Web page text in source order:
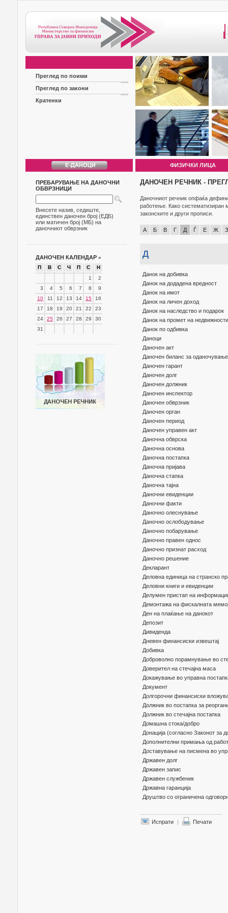
Преглед по поими
Преглед по закони
Кратенки
ФИЗИЧКИ ЛИЦА
ПРЕБАРУВАЊЕ НА ДАНОЧНИ
ОБВРЗНИЦИ
Внесете назив, седиште,
единствен даночен број (ЕДБ)
или матичен број (МБ) на
даночниот обврзник
ДАНОЧЕН КАЛЕНДАР »
П В С Ч П С
Н
1
2
3
4 5 6 7 8
9
10
11 12 13 14 15
16
17
18 19 20 21 22
23
24
25 26 27 28 29
30
31
ДАНОЧЕН РЕЧНИК -
Даночниот речник опфаќа
работење. Како систематизиран
законските и други прописи.
А Б В Г Д Ѓ Е Ж З
Д
Данок на добивка
Данок на додадена вредност
Данок на имот
Данок на личен доход
Данок на наследство и подарок
Данок на промет на недвижности
Данок по одбивка
Даноци
Даночен акт
Даночен биланс за
Даночен гарант
Даночен долг
Даночен должник
Даночен инспектор
Даночен обврзник
Даночен орган
Даночен период
Даночен управен акт
Даночна обврска
Даночна основа
Даночна постапка
Даночна пријава
Даночна стапка
Даночна тајна
Даночни евиденции
Даночни факти
Даночно олеснување
Даночно ослободување
Даночно побарување
Даночно правен однос
Даночно признат расход
Даночно решение
Декларант
Деловна единица на странско
Деловни книги и евиденции
Делумен пристап на
Демонтажа на фискалната
Ден на плаќање на данокот
Депозит
Дивиденда
Дневен финансиски извештај
Добивка
Доброволно порамнување во
Доверител на стечајна маса
Докажување во управна
Документ
Долгорочни финансиски
Должник во постапка за
Должник во стечајна постапка
Домашна стока/добро
Донација (согласно Законот за
Дополнителни примања од
Доставување на писмена во
Државен долг
Државен запис
Државен службеник
Државна гаранција
Друштво со ограничена
Испрати | Печати